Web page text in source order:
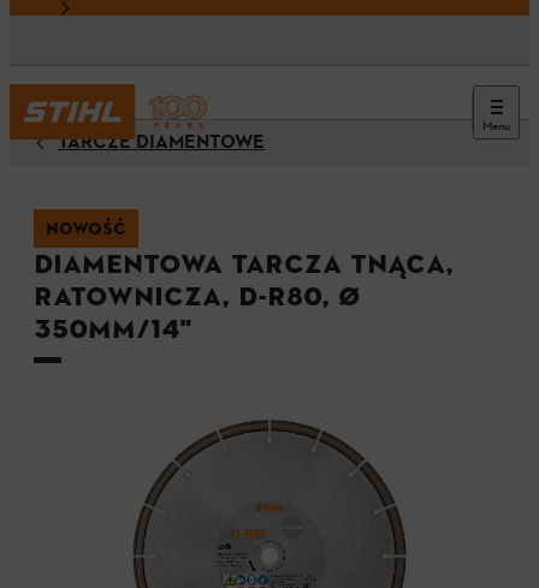
Menu
TARCZE DIAMENTOWE
NOWOŚĆ
Diamentowa tarcza tnąca,
ratownicza, D-R80, Ø
350mm/14"